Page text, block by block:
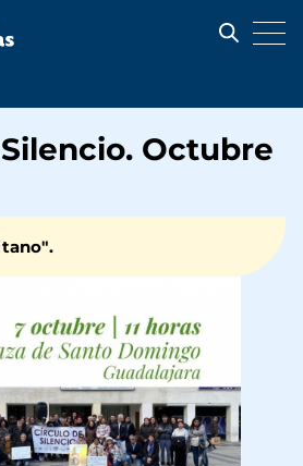
Octubre